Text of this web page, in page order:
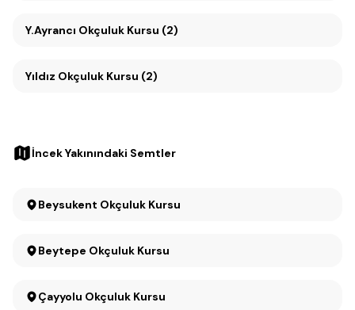
Y.Ayrancı Okçuluk Kursu (2)
Yıldız Okçuluk Kursu (2)
İncek Yakınındaki Semtler
Beysukent Okçuluk Kursu
Beytepe Okçuluk Kursu
Çayyolu Okçuluk Kursu